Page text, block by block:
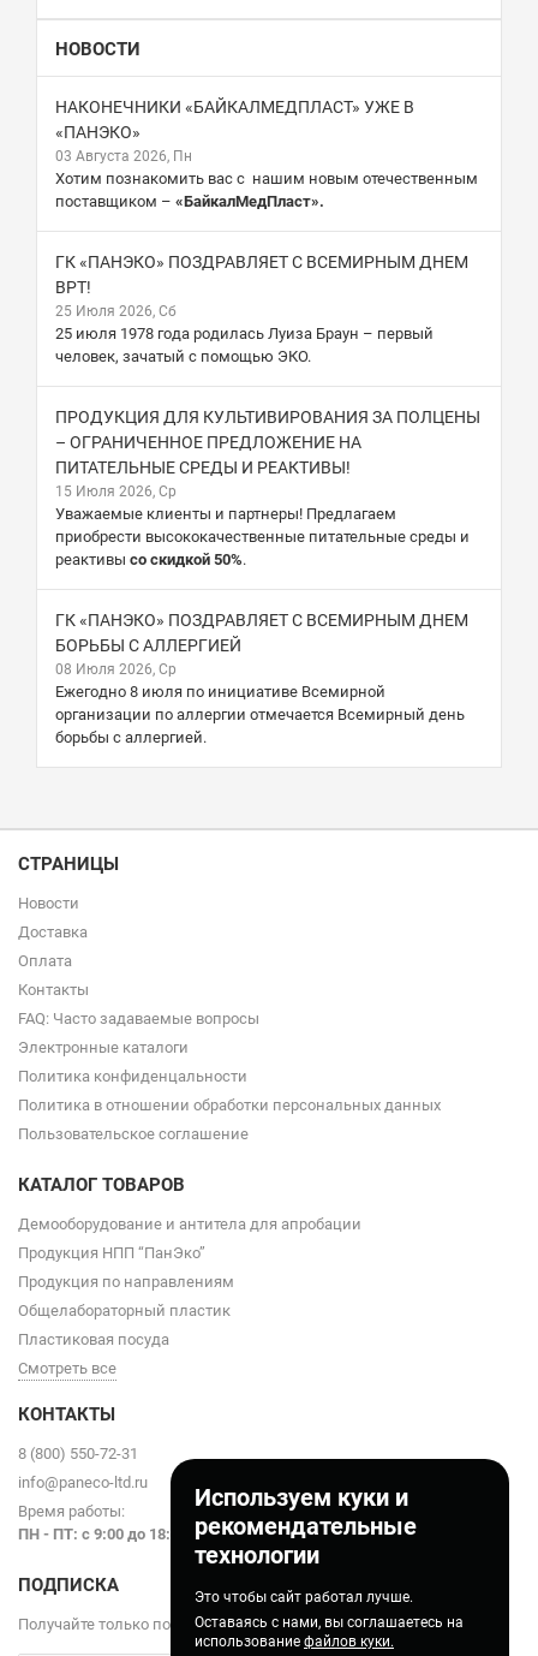
Используем куки и
рекомендательные
технологии
Это чтобы сайт работал лучше.
Оставаясь с нами, вы соглашаетесь на
использование файлов куки.
НОВОСТИ
НАКОНЕЧНИКИ «БАЙКАЛМЕДПЛАСТ» УЖЕ В
«ПАНЭКО»
03 Августа 2026, Пн
Хотим познакомить вас с нашим новым отечественным
поставщиком – «БайкалМедПласт».
ГК «ПАНЭКО» ПОЗДРАВЛЯЕТ С ВСЕМИРНЫМ ДНЕМ
ВРТ!
25 Июля 2026, Сб
25 июля 1978 года родилась Луиза Браун – первый
человек, зачатый с помощью ЭКО.
ПРОДУКЦИЯ ДЛЯ КУЛЬТИВИРОВАНИЯ ЗА ПОЛЦЕНЫ
– ОГРАНИЧЕННОЕ ПРЕДЛОЖЕНИЕ НА
ПИТАТЕЛЬНЫЕ СРЕДЫ И РЕАКТИВЫ!
15 Июля 2026, Ср
Уважаемые клиенты и партнеры! Предлагаем
приобрести высококачественные питательные среды и
реактивы со скидкой 50%.
ГК «ПАНЭКО» ПОЗДРАВЛЯЕТ С ВСЕМИРНЫМ ДНЕМ
БОРЬБЫ С АЛЛЕРГИЕЙ
08 Июля 2026, Ср
Ежегодно 8 июля по инициативе Всемирной
организации по аллергии отмечается Всемирный день
борьбы с аллергией.
СТРАНИЦЫ
Новости
Доставка
Оплата
Контакты
FAQ: Часто задаваемые вопросы
Электронные каталоги
Политика конфиденцальности
Политика в отношении обработки персональных данных
Пользовательское соглашение
КАТАЛОГ ТОВАРОВ
Демооборудование и антитела для апробации
Продукция НПП “ПанЭко”
Продукция по направлениям
Общелабораторный пластик
Пластиковая посуда
Смотреть все
КОНТАКТЫ
8 (800) 550-72-31
info@paneco-ltd.ru
Время работы:
ПН - ПТ: с 9:00 до 18:00
ПОДПИСКА
Получайте только полезные статьи!